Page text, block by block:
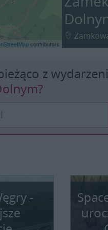
contributors
z
-